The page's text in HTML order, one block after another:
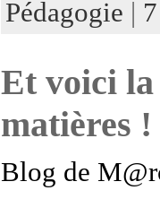
Pédagogie |
Et voici la
matières !
Blog de